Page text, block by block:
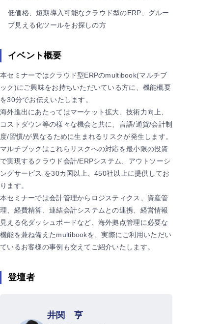
低価格、短期導入可能なクラウド型のERP、グルー
プ見える化ツールをお探しの方
イベント概要
本セミナーではクラウド型ERPのmultibook(マルチブ
ック)にご興味をお持ちいただいている方に、機能概要
を30分でお伝えいたします。
海外進出にあたってはマーケット拡大、技術力向上、
コストダウン等の様々な機会と共に、言語/通貨/会計制
度/習慣/が異なるために生まれるリスクが発生します。
マルチブックはこれらリスクへの対応を最小限の投資
で実現するクラウド会計/ERPシステム、アウトソーシ
ングサービス を30カ国以上、450社以上に提供してお
ります。
本セミナーでは会計管理からロジスティクス、資産管
理、経費精算、連結会計システムとの連携、経営情報
見える化ダッシュボードなど、海外拠点管理に必要な
機能を兼ね備えたmultibookを、実際にご利用いただい
ているお客様の事例も交えてご紹介いたします。
登壇者
井関 亨